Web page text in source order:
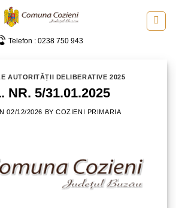
Telefon : 0238 750 943
AUTORITĂȚII DELIBERATIVE 2025
NR. 5/31.01.2025
02/12/2026 BYCOZIENI PRIMARIA